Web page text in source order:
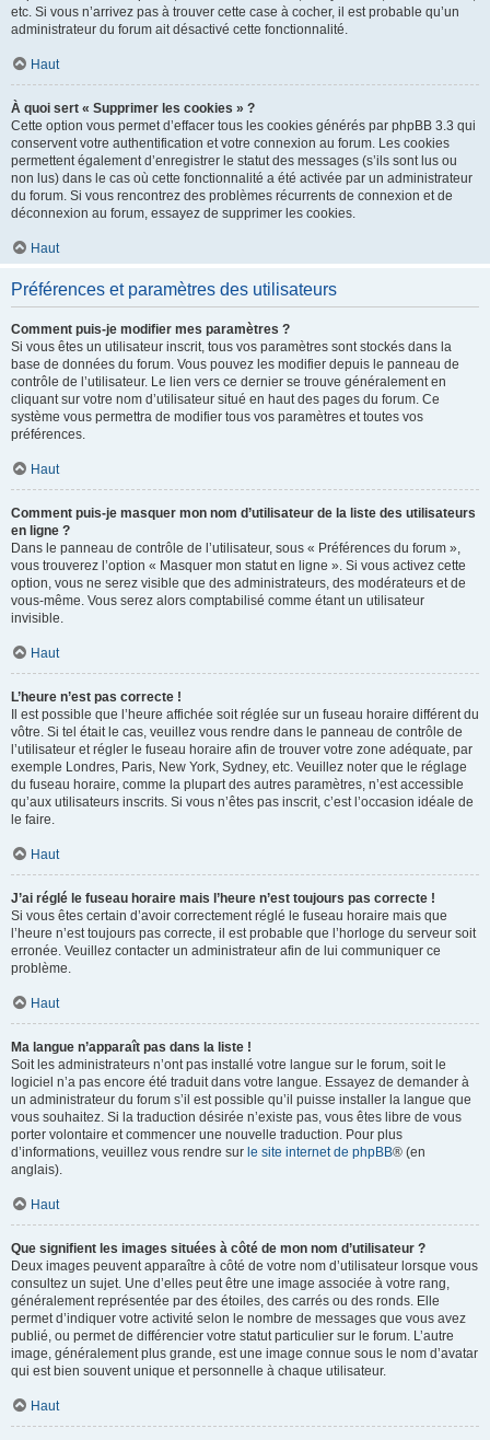
etc. Si vous n’arrivez pas à trouver cette case à cocher, il est probable qu’un
administrateur du forum ait désactivé cette fonctionnalité.
Haut
À quoi sert « Supprimer les cookies » ?
Cette option vous permet d’effacer tous les cookies générés par phpBB 3.3 qui
conservent votre authentification et votre connexion au forum. Les cookies
permettent également d’enregistrer le statut des messages (s’ils sont lus ou
non lus) dans le cas où cette fonctionnalité a été activée par un administrateur
du forum. Si vous rencontrez des problèmes récurrents de connexion et de
déconnexion au forum, essayez de supprimer les cookies.
Haut
Préférences et paramètres des utilisateurs
Comment puis-je modifier mes paramètres ?
Si vous êtes un utilisateur inscrit, tous vos paramètres sont stockés dans la
base de données du forum. Vous pouvez les modifier depuis le panneau de
contrôle de l’utilisateur. Le lien vers ce dernier se trouve généralement en
cliquant sur votre nom d’utilisateur situé en haut des pages du forum. Ce
système vous permettra de modifier tous vos paramètres et toutes vos
préférences.
Haut
Comment puis-je masquer mon nom d’utilisateur de la liste des utilisateurs
en ligne ?
Dans le panneau de contrôle de l’utilisateur, sous « Préférences du forum »,
vous trouverez l’option « Masquer mon statut en ligne ». Si vous activez cette
option, vous ne serez visible que des administrateurs, des modérateurs et de
vous-même. Vous serez alors comptabilisé comme étant un utilisateur
invisible.
Haut
L’heure n’est pas correcte !
Il est possible que l’heure affichée soit réglée sur un fuseau horaire différent du
vôtre. Si tel était le cas, veuillez vous rendre dans le panneau de contrôle de
l’utilisateur et régler le fuseau horaire afin de trouver votre zone adéquate, par
exemple Londres, Paris, New York, Sydney, etc. Veuillez noter que le réglage
du fuseau horaire, comme la plupart des autres paramètres, n’est accessible
qu’aux utilisateurs inscrits. Si vous n’êtes pas inscrit, c’est l’occasion idéale de
le faire.
Haut
J’ai réglé le fuseau horaire mais l’heure n’est toujours pas correcte !
Si vous êtes certain d’avoir correctement réglé le fuseau horaire mais que
l’heure n’est toujours pas correcte, il est probable que l’horloge du serveur soit
erronée. Veuillez contacter un administrateur afin de lui communiquer ce
problème.
Haut
Ma langue n’apparaît pas dans la liste !
Soit les administrateurs n’ont pas installé votre langue sur le forum, soit le
logiciel n’a pas encore été traduit dans votre langue. Essayez de demander à
un administrateur du forum s’il est possible qu’il puisse installer la langue que
vous souhaitez. Si la traduction désirée n’existe pas, vous êtes libre de vous
porter volontaire et commencer une nouvelle traduction. Pour plus
d’informations, veuillez vous rendre sur le site internet de phpBB® (en
anglais).
Haut
Que signifient les images situées à côté de mon nom d’utilisateur ?
Deux images peuvent apparaître à côté de votre nom d’utilisateur lorsque vous
consultez un sujet. Une d’elles peut être une image associée à votre rang,
généralement représentée par des étoiles, des carrés ou des ronds. Elle
permet d’indiquer votre activité selon le nombre de messages que vous avez
publié, ou permet de différencier votre statut particulier sur le forum. L’autre
image, généralement plus grande, est une image connue sous le nom d’avatar
qui est bien souvent unique et personnelle à chaque utilisateur.
Haut